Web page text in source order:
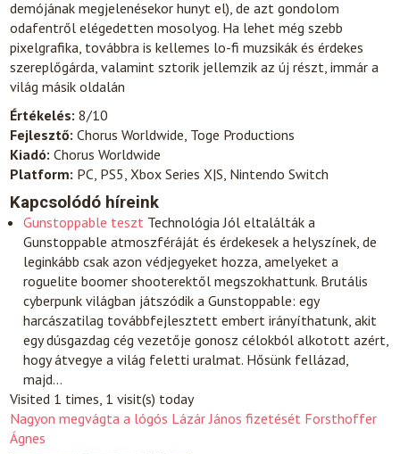
demójának megjelenésekor hunyt el), de azt gondolom
odafentről elégedetten mosolyog. Ha lehet még szebb
pixelgrafika, továbbra is kellemes lo-fi muzsikák és érdekes
szereplőgárda, valamint sztorik jellemzik az új részt, immár a
világ másik oldalán
Értékelés: 8/10
Fejlesztő: Chorus Worldwide, Toge Productions
Kiadó: Chorus Worldwide
Platform: PC, PS5, Xbox Series X|S, Nintendo Switch
Kapcsolódó híreink
Gunstoppable teszt Technológia Jól eltalálták a
Gunstoppable atmoszféráját és érdekesek a helyszínek, de
leginkább csak azon védjegyeket hozza, amelyeket a
roguelite boomer shooterektől megszokhattunk. Brutális
cyberpunk világban játszódik a Gunstoppable: egy
harcászatilag továbbfejlesztett embert irányíthatunk, akit
egy dúsgazdag cég vezetője gonosz célokból alkotott azért,
hogy átvegye a világ feletti uralmat. Hősünk fellázad,
majd…
Visited 1 times, 1 visit(s) today
Nagyon megvágta a lógós Lázár János fizetését Forsthoffer
Ágnes